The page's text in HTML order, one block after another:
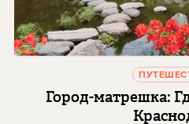
Город-матрешка: